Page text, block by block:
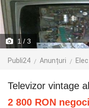
1/ 3
Publi24 Anunțuri
Televizor vintage
2 800 RON